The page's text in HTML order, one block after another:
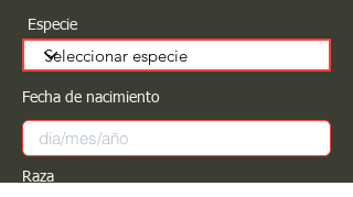
Especie
Fecha de nacimiento
Raza